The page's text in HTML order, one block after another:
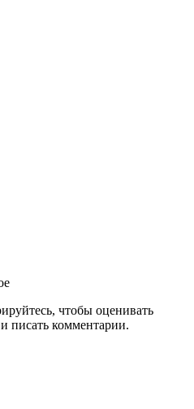
чтобы оценивать
писать комментарии.